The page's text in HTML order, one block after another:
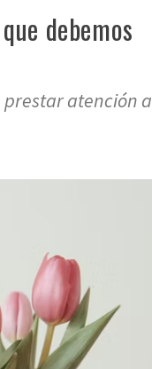
debemos
prestar atención a